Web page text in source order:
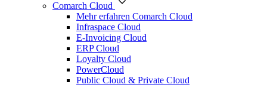
Comarch Cloud
Mehr erfahren Comarch Cloud
Infraspace Cloud
E-Invoicing Cloud
ERP Cloud
Loyalty Cloud
PowerCloud
Public Cloud & Private Cloud